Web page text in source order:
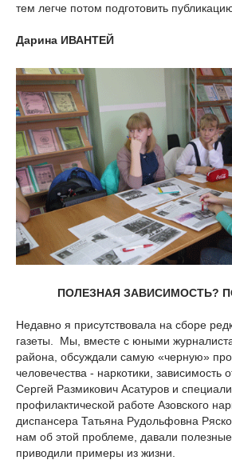
тем легче потом подготовить
Дарина ИВАНТЕЙ
ПОЛЕЗНАЯ ЗАВИСИМОСТЬ?
Недавно я присутствовала на сборе
газеты. Мы, вместе с юными
района, обсуждали самую «черную»
человечества - наркотики, зависимость
Сергей Размикович Асатуров и
профилактической работе Азовского
диспансера Татьяна Рудольфовна
нам об этой проблеме, давали
приводили примеры из жизни.